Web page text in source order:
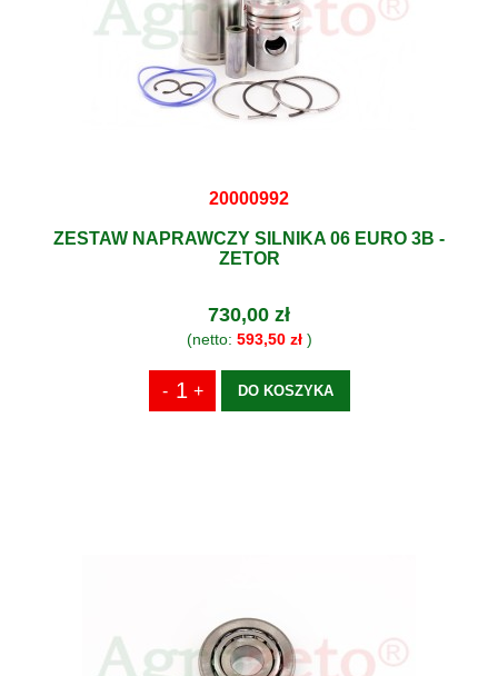
20000992
ZESTAW NAPRAWCZY SILNIKA 06 EURO 3B -
ZETOR
730,00 zł
(netto: 593,50 zł)
DO KOSZYKA